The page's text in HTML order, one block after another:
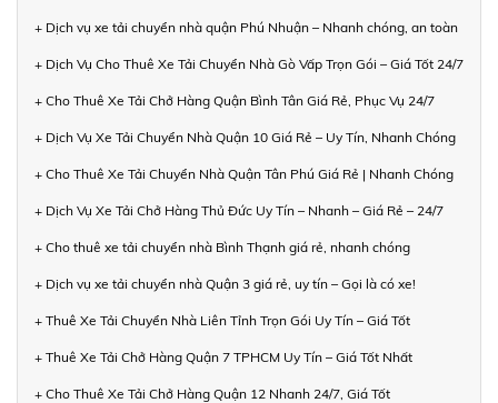
+ Dịch vụ xe tải chuyển nhà quận Phú Nhuận – Nhanh chóng, an toàn
+ Dịch Vụ Cho Thuê Xe Tải Chuyển Nhà Gò Vấp Trọn Gói – Giá Tốt 24/7
+ Cho Thuê Xe Tải Chở Hàng Quận Bình Tân Giá Rẻ, Phục Vụ 24/7
+ Dịch Vụ Xe Tải Chuyển Nhà Quận 10 Giá Rẻ – Uy Tín, Nhanh Chóng
+ Cho Thuê Xe Tải Chuyển Nhà Quận Tân Phú Giá Rẻ | Nhanh Chóng
+ Dịch Vụ Xe Tải Chở Hàng Thủ Đức Uy Tín – Nhanh – Giá Rẻ – 24/7
+ Cho thuê xe tải chuyển nhà Bình Thạnh giá rẻ, nhanh chóng
+ Dịch vụ xe tải chuyển nhà Quận 3 giá rẻ, uy tín – Gọi là có xe!
+ Thuê Xe Tải Chuyển Nhà Liên Tỉnh Trọn Gói Uy Tín – Giá Tốt
+ Thuê Xe Tải Chở Hàng Quận 7 TPHCM Uy Tín – Giá Tốt Nhất
+ Cho Thuê Xe Tải Chở Hàng Quận 12 Nhanh 24/7, Giá Tốt